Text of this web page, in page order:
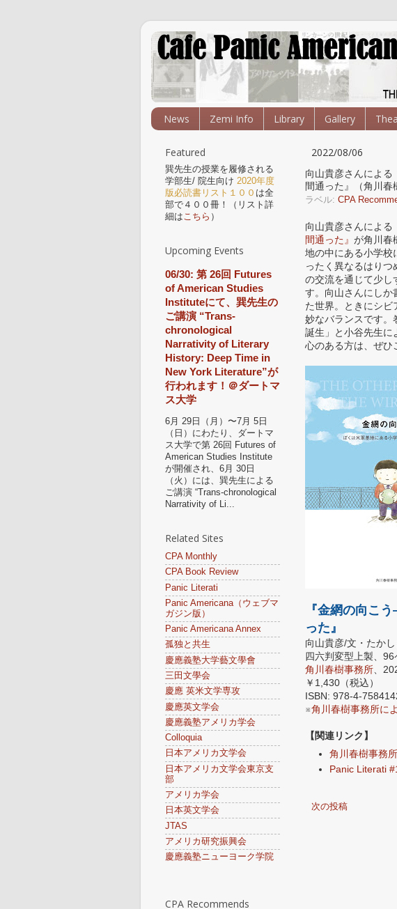
News Zemi Info Library Gallery
2022/08/06
向山貴彦さんによ
間通った』（角川春
ラベル: CPA
向山貴彦さんによる
間通った』 が角川春
地の中にある小学校
ったく異なるはりつ
の交流を通じて少し
す。向山さんにしか
た世界。ときにシビ
妙なバランスです。
誕生」と小谷先生に
心のある方は、ぜひ
『金網の向こ
った』
向山貴彦/文・たか
四六判変型上製、96
角川春樹事務所 、
￥1,430（税込）
ISBN: 978-4-
※角川春樹事務所に
【関連リンク】
角川春樹事務所
Panic Literati
次の投稿
Featured
巽先生の授業を履修される
学部生/ 院生向け 2020年度
版必読書リスト１００ は全
部で４００冊！（リスト詳
細はこちら ）
Upcoming Events
06/30: 第 26回 Futures
of American Studies
Instituteにて、巽先生の
ご講演 “Trans-
chronological
Narrativity of Literary
History: Deep Time in
New York Literature”が
行われます！＠ダートマ
ス大学
6月 29日（月）〜7月 5日
（日）にわたり、ダートマ
ス大学で第 26回 Futures of
American Studies Institute
が開催され、6月 30日
（火）には、巽先生による
ご講演 “Trans-chronological
Narrativity of Li...
Related Sites
CPA Monthly
CPA Book Review
Panic Literati
Panic Americana（ウェブマ
ガジン版）
Panic Americana Annex
孤独と共生
慶應義塾大学藝文學會
三田文學会
慶應 英米文学専攻
慶應英文学会
慶應義塾アメリカ学会
Colloquia
日本アメリカ文学会
日本アメリカ文学会東京支
部
アメリカ学会
日本英文学会
JTAS
アメリカ研究振興会
慶應義塾ニューヨーク学院
CPA Recommends